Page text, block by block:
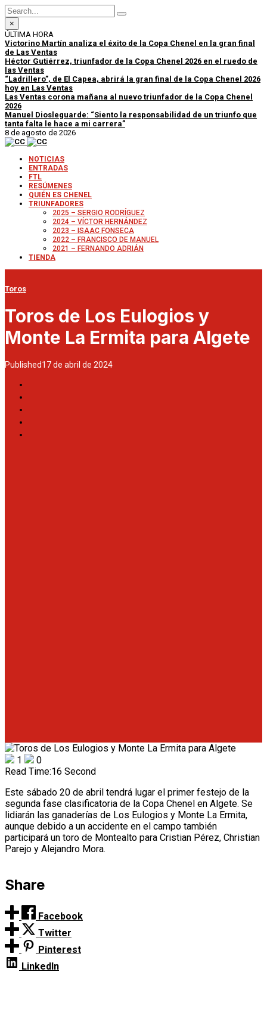
×
ÚLTIMA HORA
Victorino Martín analiza el éxito de la Copa Chenel en la gran final
de Las Ventas
Héctor Gutiérrez, triunfador de la Copa Chenel 2026 en el ruedo de
las Ventas
“Ladrillero”, de El Capea, abrirá la gran final de la Copa Chenel 2026
hoy en Las Ventas
Las Ventas corona mañana al nuevo triunfador de la Copa Chenel
2026
Manuel Diosleguarde: “Siento la responsabilidad de un triunfo que
tanta falta le hace a mi carrera”
8 de agosto de 2026
NOTICIAS
ENTRADAS
FTL
RESÚMENES
QUIÉN ES CHENEL
TRIUNFADORES
2025 – SERGIO RODRÍGUEZ
2024 – VÍCTOR HERNÁNDEZ
2023 – ISAAC FONSECA
2022 – FRANCISCO DE MANUEL
2021 – FERNANDO ADRIÁN
TIENDA
Toros
Toros de Los Eulogios y
Monte La Ermita para Algete
Published17 de abril de 2024
1
0
Read Time:16 Second
Este sábado 20 de abril tendrá lugar el primer festejo de la
segunda fase clasificatoria de la Copa Chenel en Algete. Se
lidiarán las ganaderías de Los Eulogios y Monte La Ermita,
aunque debido a un accidente en el campo también
participará un toro de Montealto para Cristian Pérez, Christian
Parejo y Alejandro Mora.
Share
Facebook
Twitter
Pinterest
LinkedIn